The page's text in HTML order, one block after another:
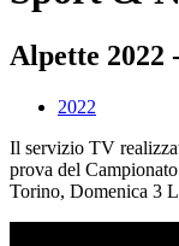
Alpette 2022
2022
Il servizio TV
prova del
Torino, Domenica 3